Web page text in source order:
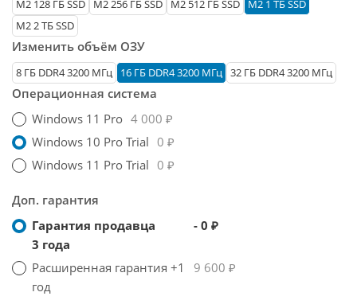
М2 128 ГБ SSD M2 256 ГБ SSD M2 512 ГБ SSD
M2 1 ТБ SSD
M2 2 ТБ SSD
Изменить объём ОЗУ
8 ГБ DDR4 3200 МГц 16 ГБ DDR4 3200 МГц 32 ГБ DDR4 3200 МГц
Операционная система
Windows 11 Pro 4 000 ₽
Windows 10 Pro Trial 0 ₽
Windows 11 Pro Trial 0 ₽
Доп. гарантия
Гарантия продавца
3 года
- 0 ₽
Расширенная гарантия +1
год
9 600 ₽